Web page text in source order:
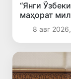
“Янги
маҳорат
8 авг